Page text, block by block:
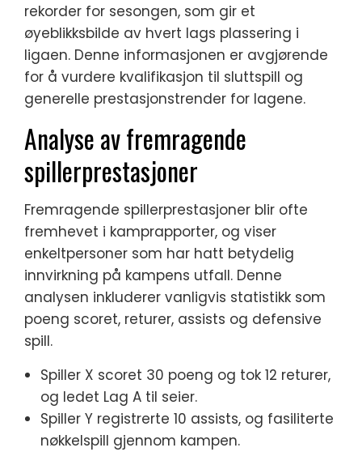
rekorder for sesongen, som gir et
øyeblikksbilde av hvert lags plassering i
ligaen. Denne informasjonen er avgjørende
for å vurdere kvalifikasjon til sluttspill og
generelle prestasjonstrender for lagene.
Analyse av fremragende
spillerprestasjoner
Fremragende spillerprestasjoner blir ofte
fremhevet i kamprapporter, og viser
enkeltpersoner som har hatt betydelig
innvirkning på kampens utfall. Denne
analysen inkluderer vanligvis statistikk som
poeng scoret, returer, assists og defensive
spill.
Spiller X scoret 30 poeng og tok 12 returer,
og ledet Lag A til seier.
Spiller Y registrerte 10 assists, og fasiliterte
nøkkelspill gjennom kampen.